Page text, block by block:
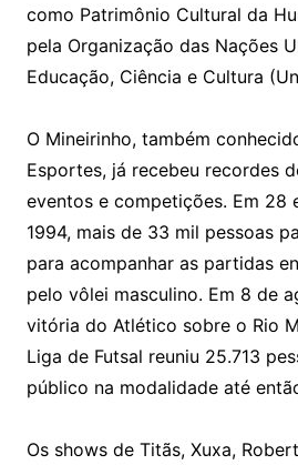
como Patrimônio Cultural da
pela Organização das Nações
Educação, Ciência e Cultura
O Mineirinho, também
Esportes, já recebeu recordes
eventos e competições. Em 28
1994, mais de 33 mil pessoas
para acompanhar as partidas
pelo vôlei masculino. Em 8 de
vitória do Atlético sobre o Rio
Liga de Futsal reuniu 25.713
público na modalidade até
Os shows de Titãs, Xuxa,